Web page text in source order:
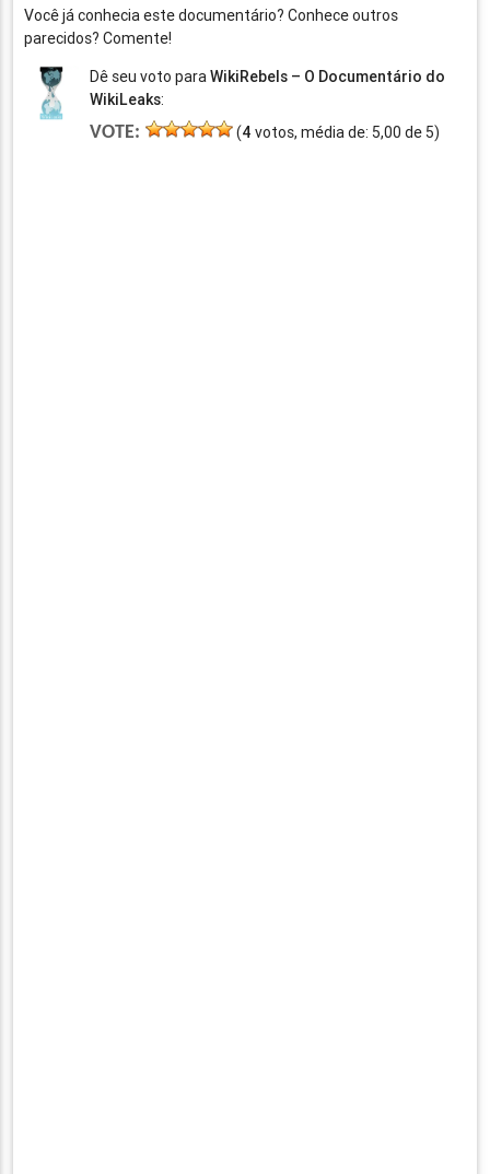
Você já conhecia este documentário? Conhece outros
parecidos? Comente!
Dê seu voto paraWikiRebels – O Documentário do
WikiLeaks:
VOTE: (4 votos, média de: 5,00 de 5)